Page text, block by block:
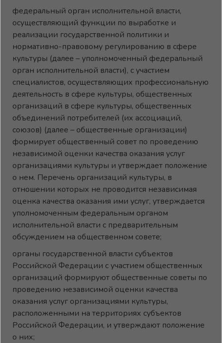
федеральный орган исполнительной власти,
осуществляющий функции по выработке и
реализации государственной политики и
нормативно-правовому регулированию в сфере
культуры (далее – уполномоченный федеральный
орган исполнительной власти), с участием
специалистов, осуществляющих профессиональную
деятельность в сфере культуры, общественных
организаций в сфере культуры, общественных
объединений потребителей (их ассоциаций,
союзов) (далее – общественные организации)
формирует общественный совет по проведению
независимой оценки качества оказания услуг
организациями культуры и утверждает положение
о нем. Перечень организаций культуры, в
отношении которых не проводится независимая
оценка качества оказания ими услуг, утверждается
уполномоченным федеральным органом
исполнительной власти с предварительным
обсуждением на общественном совете;
органы государственной власти субъектов
Российской Федерации с участием общественных
организаций формируют общественные советы по
проведению независимой оценки качества
оказания услуг организациями культуры,
расположенными на территориях субъектов
Российской Федерации, и утверждают положение
о них;